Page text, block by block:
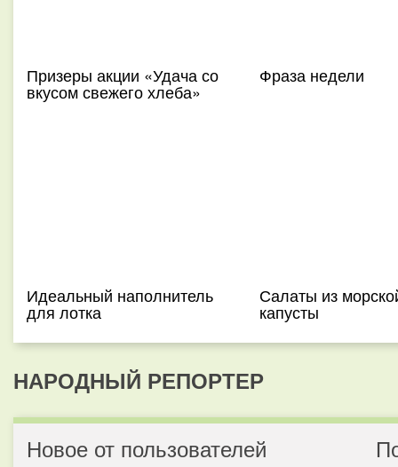
Призеры акции «Удача со
вкусом свежего хлеба»
Фраза недели
Идеальный наполнитель
для лотка
Салаты из
капусты
НАРОДНЫЙ РЕПОРТЕР
Новое от пользователей